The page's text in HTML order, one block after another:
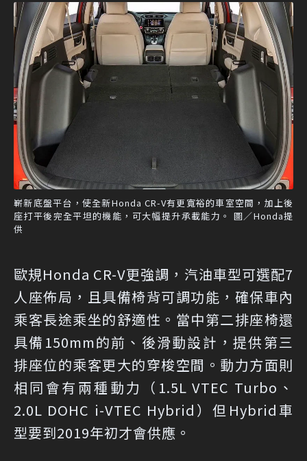
嶄新底盤平台，使全新Honda CR-V有更寬裕的車室空間，加上後
座打平後完全平坦的機能，可大幅提升承載能力。 圖／Honda提
供
歐規Honda CR-V更強調，汽油車型可選配7
人座佈局，且具備椅背可調功能，確保車內
乘客長途乘坐的舒適性。當中第二排座椅還
具備150mm的前、後滑動設計，提供第三
排座位的乘客更大的穿梭空間。動力方面則
相同會有兩種動力（1.5L VTEC Turbo、
2.0L DOHC i-VTEC Hybrid）但Hybrid車
型要到2019年初才會供應。